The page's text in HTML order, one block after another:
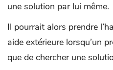
une solution par lui même.
Il pourrait alors prendre
aide extérieure lorsqu’un
que de chercher une